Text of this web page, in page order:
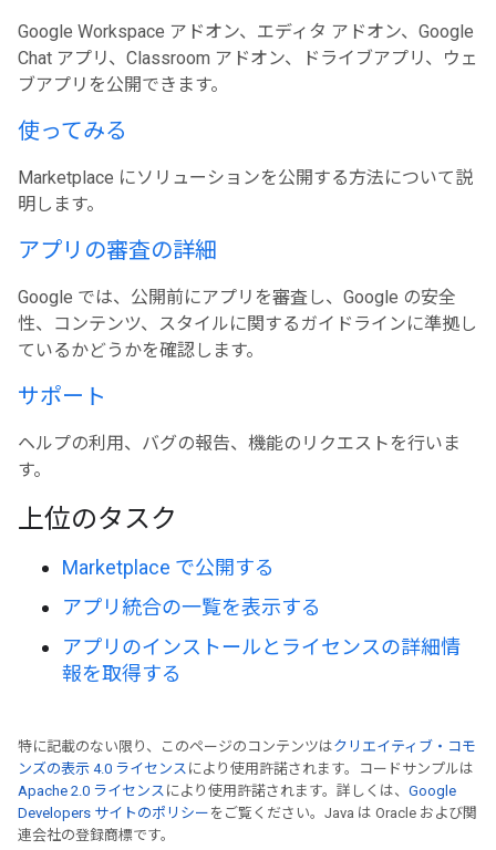
Google Workspace アドオン、エディタ アドオン、Google
Chat アプリ、Classroom アドオン、ドライブアプリ、ウェ
ブアプリを公開できます。
使ってみる
Marketplace にソリューションを公開する方法について説
明します。
アプリの審査の詳細
Google では、公開前にアプリを審査し、Google の安全
性、コンテンツ、スタイルに関するガイドラインに準拠し
ているかどうかを確認します。
サポート
ヘルプの利用、バグの報告、機能のリクエストを行いま
す。
上位のタスク
Marketplace で公開する
アプリ統合の一覧を表示する
アプリのインストールとライセンスの詳細情
報を取得する
特に記載のない限り、このページのコンテンツはクリエイティブ・コモ
ンズの表示 4.0 ライセンス により使用許諾されます。コードサンプルは
Apache 2.0 ライセンス により使用許諾されます。詳しくは、 Google
Developers サイトのポリシー をご覧ください。Java は Oracle および関
連会社の登録商標です。